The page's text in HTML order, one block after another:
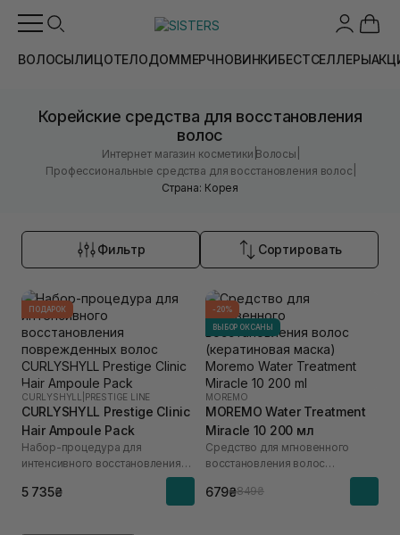
ВОЛОСЫЛИЦОТЕЛОДОММЕРЧНОВИНКИБЕСТСЕЛЛЕРЫ
Корейские средства для восстановления
волос
Интернет магазин косметики |Волосы
Профессиональные средства для восстановления волос
Страна: Корея
Фильтр Сортировать
ПОДАРОК
CURLYSHYLL PRESTIGE LINE
CURLYSHYLL Prestige Clinic
Hair Ampoule Pack
Набор-процедура для
интенсивного восстановления
5 735₴
-20%
ВЫБОР ОКСАНЫ
MOREMO
MOREMO Water Treatment
Miracle 10 200 мл
Средство для мгновенного
восстановления волос
679₴849₴